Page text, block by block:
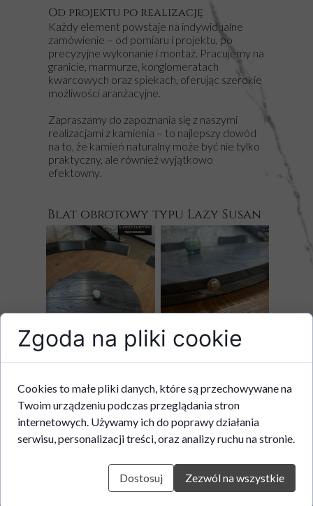
Od projektu po realizację
Każdy element powstaje na indywidualne
zamówienie – od pomiaru i projektu, po
precyzyjne wykonanie i montaż. Pracujemy na
granicie, marmurze, konglomeratach
kwarcowych oraz spiekach, oferując szerokie
możliwości aranżacyjne.
Zapraszamy do zapoznania się z naszymi
realizacjami z kamienia – to najlepszy dowód
na to, że kamień naturalny może być nie tylko
praktyczny, ale również wyjątkowo
efektowny.
Blat obrotowy typu Lazy Susan
Zgoda na pliki cookie
Cookies to małe pliki danych, które są przechowywane na
Twoim urządzeniu podczas przeglądania stron
internetowych. Używamy ich do poprawy działania
serwisu, personalizacji treści, oraz analizy ruchu na stronie.
Dostosuj Zezwól na wszystkie